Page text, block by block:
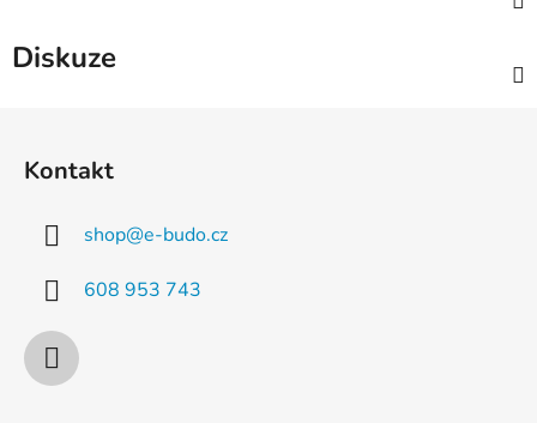
Diskuze
Kontakt
shop@e-budo.cz
608 953 743